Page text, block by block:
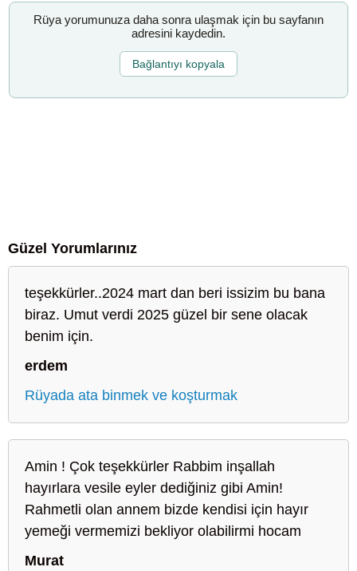
Rüya yorumunuza daha sonra ulaşmak için bu sayfanın
adresini kaydedin.
Bağlantıyı kopyala
Güzel Yorumlarınız
teşekkürler..2024 mart dan beri issizim bu bana
biraz. Umut verdi 2025 güzel bir sene olacak
benim için.
erdem
Rüyada ata binmek ve koşturmak
Amin ! Çok teşekkürler Rabbim inşallah
hayırlara vesile eyler dediğiniz gibi Amin!
Rahmetli olan annem bizde kendisi için hayır
yemeği vermemizi bekliyor olabilirmi hocam
Murat